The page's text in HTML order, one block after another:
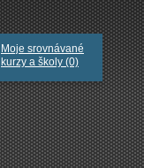
Moje srovnávané
kurzy a školy (0)